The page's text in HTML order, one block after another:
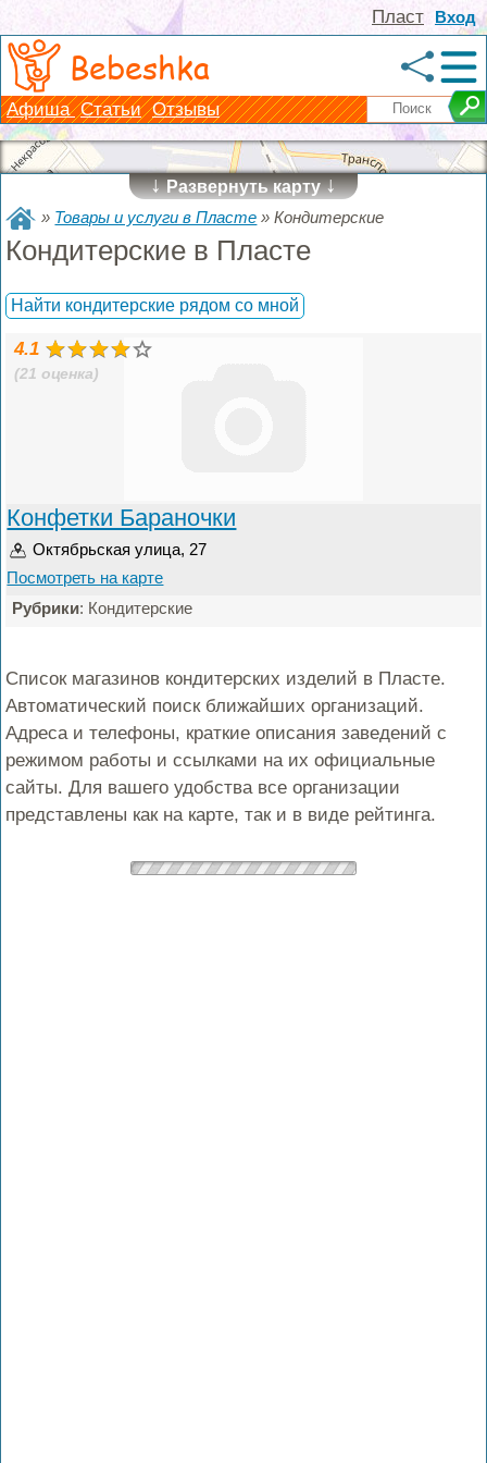
Вход
Пласт
Bebeshka
Афиша Статьи Отзывы
↓Развернуть карту↓
» Товары и услуги в Пласте »Кондитерские
Кондитерские в Пласте
Найти кондитерские рядом со мной
4.1
(21 оценка)
Конфетки Бараночки
Октябрьская улица, 27
Посмотреть на карте
Рубрики: Кондитерские
Список магазинов кондитерских изделий в Пласте.
Автоматический поиск ближайших организаций.
Адреса и телефоны, краткие описания заведений с
режимом работы и ссылками на их официальные
сайты. Для вашего удобства все организации
представлены как на карте, так и в виде рейтинга.